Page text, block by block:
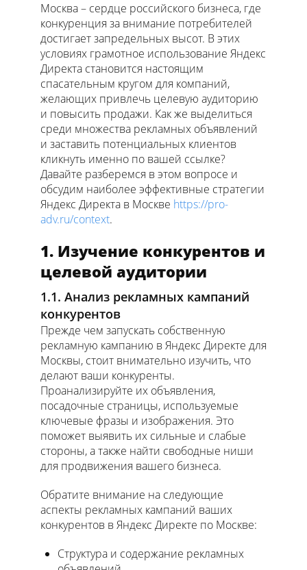
Москва – сердце российского бизнеса, где
конкуренция за внимание потребителей
достигает запредельных высот. В этих
условиях грамотное использование Яндекс
Директа становится настоящим
спасательным кругом для компаний,
желающих привлечь целевую аудиторию
и повысить продажи. Как же выделиться
среди множества рекламных объявлений
и заставить потенциальных клиентов
кликнуть именно по вашей ссылке?
Давайте разберемся в этом вопросе и
обсудим наиболее эффективные стратегии
Яндекс Директа в Москве https://pro-
adv.ru/context.
1. Изучение конкурентов и
целевой аудитории
1.1. Анализ рекламных кампаний
конкурентов
Прежде чем запускать собственную
рекламную кампанию в Яндекс Директе для
Москвы, стоит внимательно изучить, что
делают ваши конкуренты.
Проанализируйте их объявления,
посадочные страницы, используемые
ключевые фразы и изображения. Это
поможет выявить их сильные и слабые
стороны, а также найти свободные ниши
для продвижения вашего бизнеса.
Обратите внимание на следующие
аспекты рекламных кампаний ваших
конкурентов в Яндекс Директе по Москве:
Структура и содержание рекламных